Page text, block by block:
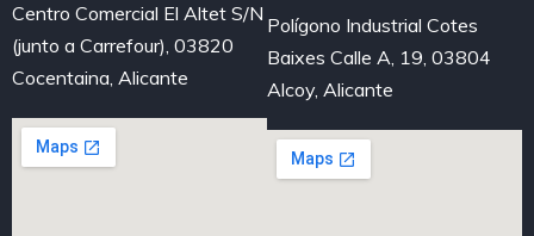
Centro Comercial El Altet S/N
(junto a Carrefour), 03820
Cocentaina, Alicante
Polígono Industrial Cotes
Baixes Calle A, 19, 03804
Alcoy, Alicante